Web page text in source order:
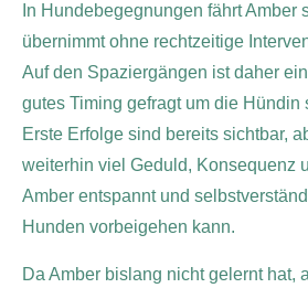
In Hundebegegnungen fährt Amber
übernimmt ohne rechtzeitige
Auf den Spaziergängen ist daher
gutes Timing gefragt um die Hündin
Erste Erfolge sind bereits sichtbar,
weiterhin viel Geduld, Konsequenz
Amber entspannt und
Hunden vorbeigehen kann.
Da Amber bislang nicht gelernt hat,